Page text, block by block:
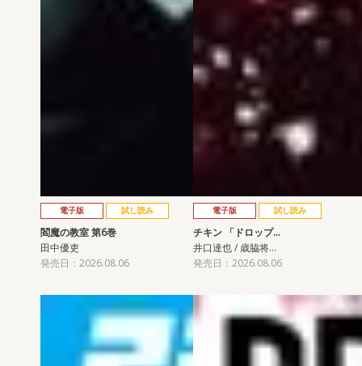
電子版 試し読み
閻魔の教室 第6巻
田中優吏
発売日：2026.08.06
電子版 試し読み
チキン 「ドロップ…
井口達也 / 歳脇将…
発売日：2026.08.06